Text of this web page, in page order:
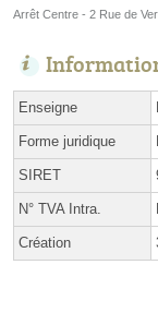
Arrêt Centre - 2 Rue de
Enseigne
Forme juridique
SIRET
N° TVA Intra.
Création